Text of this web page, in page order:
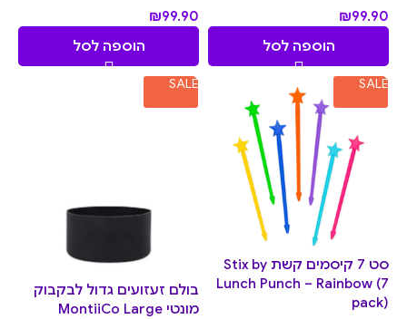
₪99.90
הוספה לסל
₪99.90
הוספה לסל
SALE
סט 7 קיסמים קשת Stix by
Lunch Punch – Rainbow (7
pack)
SALE
בולם זעזועים גדול לבקבוק
מונטי MontiiCo Large